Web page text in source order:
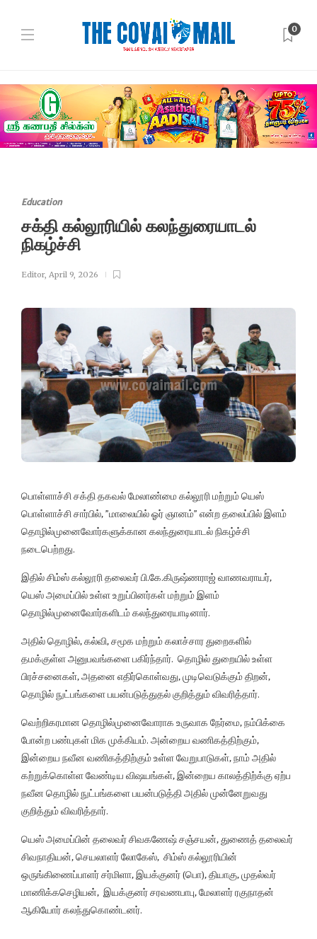
0
Education
சக்தி கல்லூரியில் கலந்துரையாடல்
நிகழ்ச்சி
Editor, April 9, 2026
பொள்ளாச்சி சக்தி தகவல் மேலாண்மை கல்லூரி மற்றும் யெஸ்
பொள்ளாச்சி சார்பில், ”மாலையில் ஓர் ஞானம்” என்ற தலைப்பில் இளம்
தொழில்முனைவோர்களுக்கான கலந்துரையாடல் நிகழ்ச்சி
நடைபெற்றது.
இதில் சிம்ஸ் கல்லூரி தலைவர் பி.கே.கிருஷ்ணராஜ் வாணவராயர்,
யெஸ் அமைப்பில் உள்ள உறுப்பினர்கள் மற்றும் இளம்
தொழில்முனைவோர்களிடம் கலந்துரையாடினார்.
அதில் தொழில், கல்வி, சமூக மற்றும் கலாச்சார துறைகளில்
தமக்குள்ள அனுபவங்களை பகிர்ந்தார். தொழில் துறையில் உள்ள
பிரச்சனைகள், அதனை எதிர்கொள்வது, முடிவெடுக்கும் திறன்,
தொழில் நுட்பங்களை பயன்படுத்துதல் குறித்தும் விவரித்தார்.
வெற்றிகரமான தொழில்முனைவோராக உருவாக நேர்மை, நம்பிக்கை
போன்ற பண்புகள் மிக முக்கியம். அன்றைய வணிகத்திற்கும்,
இன்றைய நவீன வணிகத்திற்கும் உள்ள வேறுபாடுகள், நாம் அதில்
கற்றுக்கொள்ள வேண்டிய விஷயங்கள், இன்றைய காலத்திற்க்கு ஏற்ப
நவீன தொழில் நுட்பங்களை பயன்படுத்தி அதில் முன்னேறுவது
குறித்தும் விவரித்தார்.
யெஸ் அமைப்பின் தலைவர் சிவகணேஷ் சஞ்சயன், துணைத் தலைவர்
சிவநாதியன், செயலாளர் லோகேஸ், சிம்ஸ் கல்லூரியின்
ஒருங்கிணைப்பாளர் சர்மிளா, இயக்குனர் (பொ), தியாகு, முதல்வர்
மாணிக்கசெழியன், இயக்குனர் சரவணபாபு, மேலாளர் ரகுநாதன்
ஆகியோர் கலந்துகொண்டனர்.